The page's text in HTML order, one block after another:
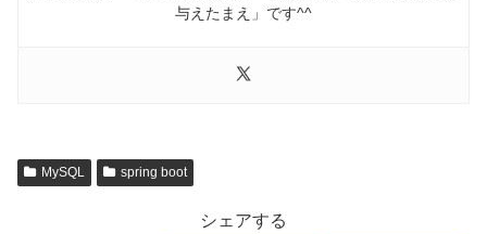
与えたまえ」です^^
MySQL spring boot
シェアする